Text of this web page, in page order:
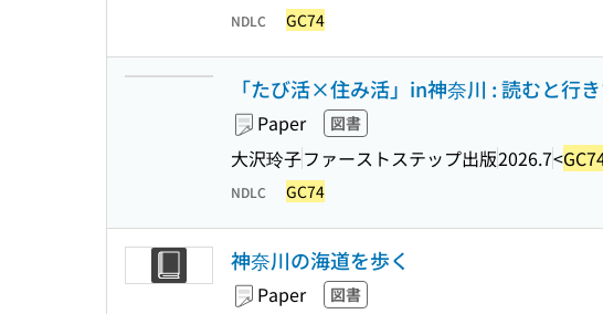
NDLC GC74
「たび活×住み活」in神奈川 : 読むと行
Paper 図書
大沢玲子ファーストステップ出版2026.7<
NDLC GC74
神奈川の海道を歩く
Paper 図書